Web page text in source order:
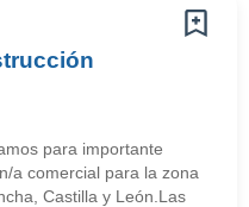
para importante
a comercial para la zona
Castilla y León.Las